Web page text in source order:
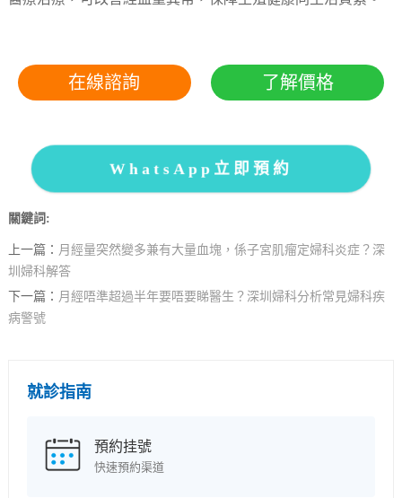
在線諮詢 了解價格
WhatsApp立即預約
關鍵詞:
上一篇： 月經量突然變多兼有大量血塊，係子宮肌瘤定婦科炎症？深
圳婦科解答
下一篇： 月經唔準超過半年要唔要睇醫生？深圳婦科分析常見婦科疾
病警號
就診指南
預約挂號
快速預約渠道